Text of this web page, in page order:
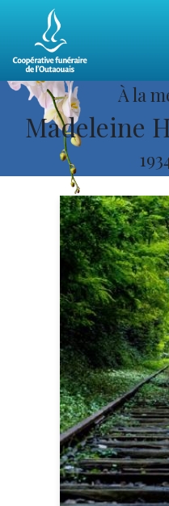
À la
Madeleine